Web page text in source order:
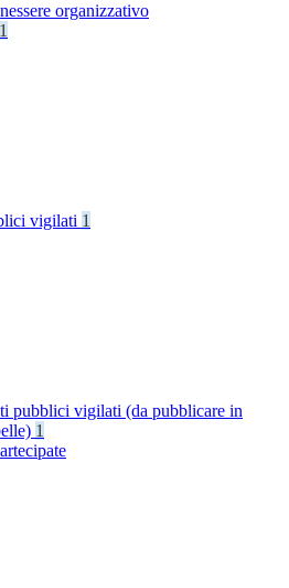
organizzativo
1
vigilati 1
pubblici vigilati (da pubblicare in
1